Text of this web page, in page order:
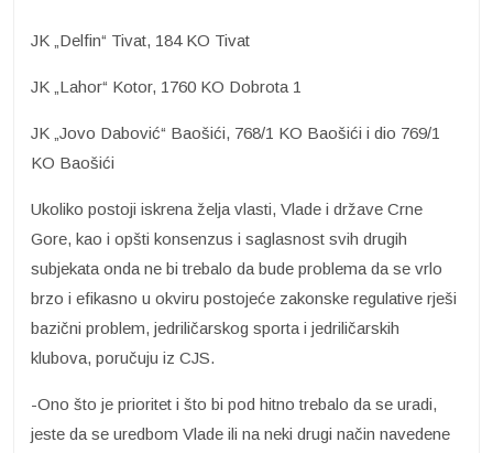
JK „Delfin“ Tivat, 184 KO Tivat
JK „Lahor“ Kotor, 1760 KO Dobrota 1
JK „Jovo Dabović“ Baošići, 768/1 KO Baošići i dio 769/1
KO Baošići
Ukoliko postoji iskrena želja vlasti, Vlade i države Crne
Gore, kao i opšti konsenzus i saglasnost svih drugih
subjekata onda ne bi trebalo da bude problema da se vrlo
brzo i efikasno u okviru postojeće zakonske regulative rješi
bazični problem, jedriličarskog sporta i jedriličarskih
klubova, poručuju iz CJS.
-Ono što je prioritet i što bi pod hitno trebalo da se uradi,
jeste da se uredbom Vlade ili na neki drugi način navedene